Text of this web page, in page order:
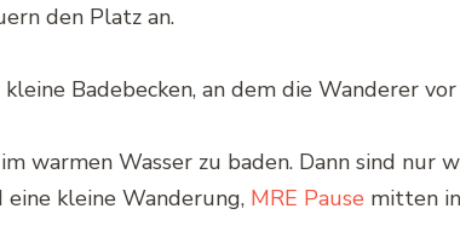
den Platz an.
kleine Badebecken, an dem die Wanderer
warmen Wasser zu baden. Dann sind nur
eine kleine Wanderung, MRE Pause mitten